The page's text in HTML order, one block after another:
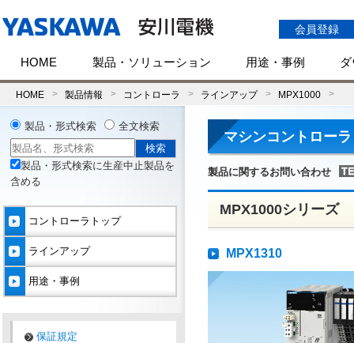
会員登録
HOME 製品・ソリューション 用途・事例
HOME 製品情報 コントローラ ラインアップ MPX1000
マシンコントローラ
製品に関するお問い合わせ
MPX1000シリーズ
MPX1310
製品・形式検索 全文検索
製品・形式検索に生産中止製品を
含める
コントローラトップ
ラインアップ
用途・事例
保証規定